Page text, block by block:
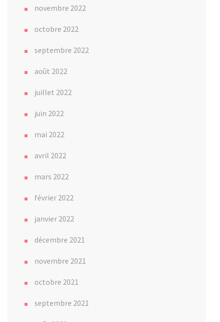
novembre 2022
octobre 2022
septembre 2022
août 2022
juillet 2022
juin 2022
mai 2022
avril 2022
mars 2022
février 2022
janvier 2022
décembre 2021
novembre 2021
octobre 2021
septembre 2021